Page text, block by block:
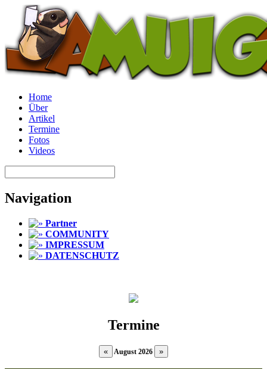
Home
Über
Artikel
Termine
Fotos
Videos
Navigation
Partner
COMMUNITY
IMPRESSUM
DATENSCHUTZ
Termine
August 2026